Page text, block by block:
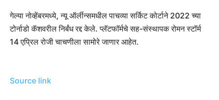
गेल्या नोव्हेंबरमध्ये, न्यू ऑर्लीन्समधील पाचव्या सर्किट कोर्टाने 2022 च्या
टोर्नाडो कॅशवरील निर्बंध रद्द केले. प्लॅटफॉर्मचे सह-संस्थापक रोमन स्टॉर्म
14 एप्रिल रोजी चाचणीला सामोरे जाणार आहेत.
Source link